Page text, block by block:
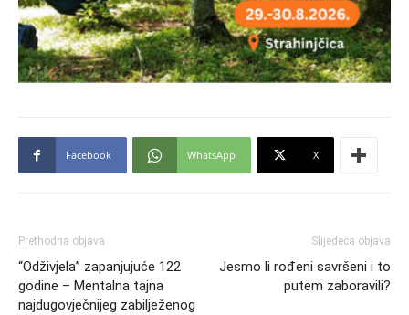
Facebook WhatsApp X
Prethodna objava
“Odživjela” zapanjujuće 122
godine – Mentalna tajna
najdugovječnijeg zabilježenog
Slijedeća objava
Jesmo li rođeni savršeni i to
putem zaboravili?